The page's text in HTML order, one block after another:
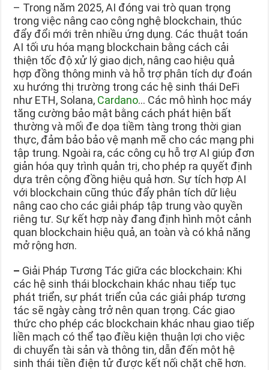
– Trong năm 2025, AI đóng vai trò quan trọng
trong việc nâng cao công nghệ blockchain, thúc
đẩy đổi mới trên nhiều ứng dụng. Các thuật toán
AI tối ưu hóa mạng blockchain bằng cách cải
thiện tốc độ xử lý giao dịch, nâng cao hiệu quả
hợp đồng thông minh và hỗ trợ phân tích dự đoán
xu hướng thị trường trong các hệ sinh thái DeFi
như ETH, Solana, Cardano… Các mô hình học máy
tăng cường bảo mật bằng cách phát hiện bất
thường và mối đe dọa tiềm tàng trong thời gian
thực, đảm bảo bảo vệ mạnh mẽ cho các mạng phi
tập trung. Ngoài ra, các công cụ hỗ trợ AI giúp đơn
giản hóa quy trình quản trị, cho phép ra quyết định
dựa trên cộng đồng hiệu quả hơn. Sự tích hợp AI
với blockchain cũng thúc đẩy phân tích dữ liệu
nâng cao cho các giải pháp tập trung vào quyền
riêng tư. Sự kết hợp này đang định hình một cảnh
quan blockchain hiệu quả, an toàn và có khả năng
mở rộng hơn.
– Giải Pháp Tương Tác giữa các blockchain: Khi
các hệ sinh thái blockchain khác nhau tiếp tục
phát triển, sự phát triển của các giải pháp tương
tác sẽ ngày càng trở nên quan trọng. Các giao
thức cho phép các blockchain khác nhau giao tiếp
liền mạch có thể tạo điều kiện thuận lợi cho việc
di chuyển tài sản và thông tin, dẫn đến một hệ
sinh thái tiền điện tử được kết nối chặt chẽ hơn.